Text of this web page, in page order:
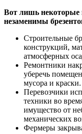
Вот лишь некоторые
незаменимы
Строительные
конструкций,
атмосферных
Ремонтники
уберечь
мусора и краски.
Перевозчики
техники во
имущество от
механических
Фермеры